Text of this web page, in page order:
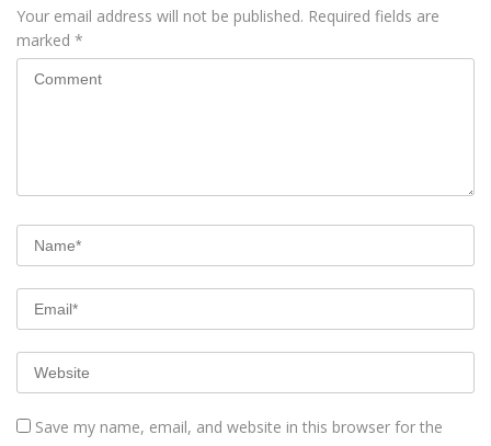
Your email address will not be published. Required fields are
marked *
Save my name, email, and website in this browser for the